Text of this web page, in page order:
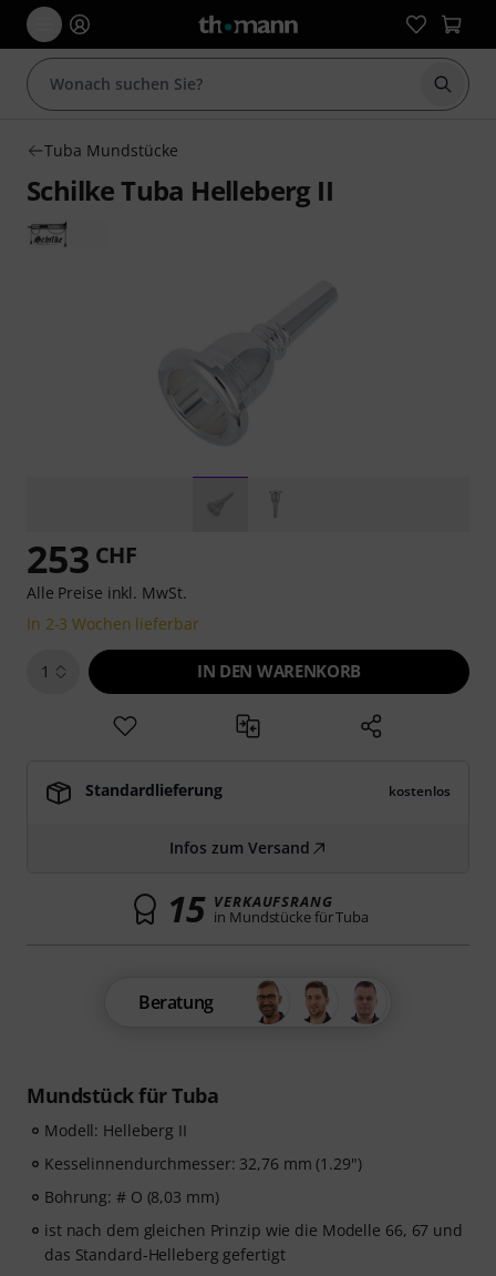
Suche
Tuba Mundstücke
Schilke Tuba Helleberg II
Mundstück für Tuba
Modell: Helleberg II
Kesselinnendurchmesser: 32,76 mm (1.29")
Bohrung: # O (8,03 mm)
ist nach dem gleichen Prinzip wie die Modelle 66, 67 und
das Standard-Helleberg gefertigt
253 CHF
Alle Preise inkl. MwSt.
In 2-3 Wochen lieferbar
1 IN DEN WARENKORB
Standardlieferung kostenlos
Infos zum Versand
15 VERKAUFSRANG
in Mundstücke für Tuba
Beratung